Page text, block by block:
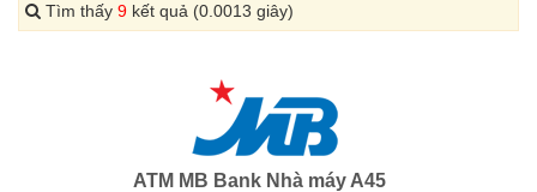
Tìm thấy 9 kết quả (0.0013 giây)
ATM MB Bank Nhà máy A45